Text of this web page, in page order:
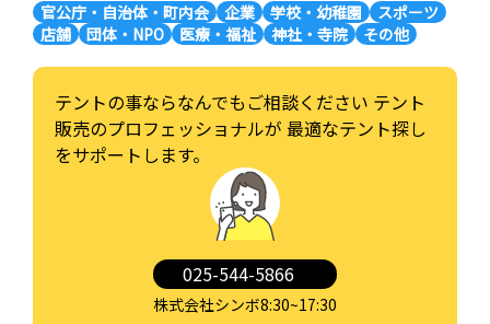
官公庁・自治体・町内会 企業 学校・幼稚園
スポーツ
店舗
団体・NPO 医療・福祉 神社・寺院 その他
テントの事ならなんでもご相談ください テント
販売のプロフェッショナルが 最適なテント探し
をサポートします。
025-544-5866
株式会社シンボ8:30~17:30